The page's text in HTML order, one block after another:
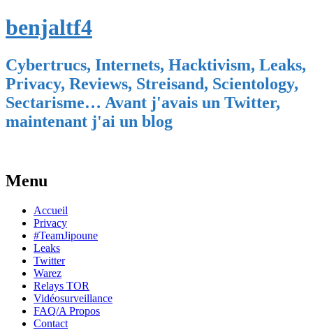
benjaltf4
Cybertrucs, Internets, Hacktivism, Leaks,
Privacy, Reviews, Streisand, Scientology,
Sectarisme… Avant j'avais un Twitter,
maintenant j'ai un blog
Menu
Skip
content
Accueil
Privacy
#TeamJipoune
Leaks
Twitter
Warez
Relays TOR
Vidéosurveillance
FAQ/A Propos
Contact